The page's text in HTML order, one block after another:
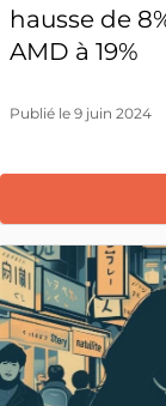
hausse de
AMD à 19%
Publié le 9 juin 2024